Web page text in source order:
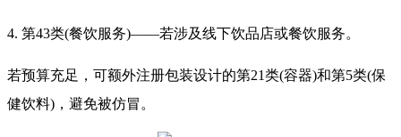
4. 第43类(餐饮服务)——若涉及线下饮品店或餐饮服务。
若预算充足，可额外注册包装设计的第21类(容器)和第5类(保
健饮料)，避免被仿冒。